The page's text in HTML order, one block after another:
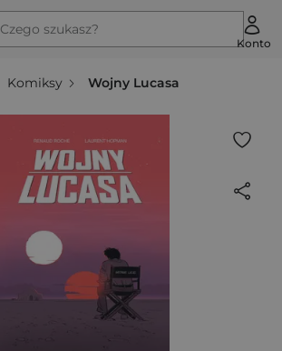
Czego szukasz?
Konto
Komiksy Wojny Lucasa